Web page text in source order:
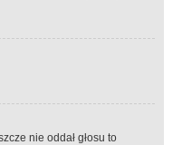
nie oddał głosu to